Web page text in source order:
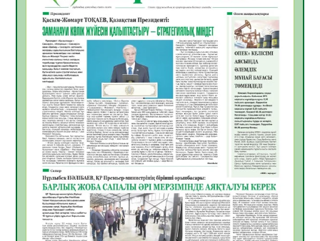
06.08.2026
36
ҚЫЗЫЛОРДАДА «САНАЛЫ ҰРПАҚ –
ЖАРҚЫН БОЛАШАҚ» АТТЫ КЕҢЕЙТІЛГЕН
МӘЖІЛІС ӨТТІ
05.08.2026
36
Қазақстан Орталық Азиядағы көшуге ең
қолайлы ел атанды
05.08.2026
37
Өрт қауіпсіздігі талаптарын сақтау – әр
азаматтың міндеті
05.08.2026
37
Руслан Рүстемұлы облыс әкімінің